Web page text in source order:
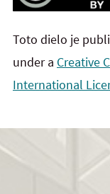
Toto dielo je
under a Creative
International